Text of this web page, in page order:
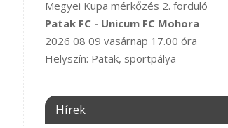
Megyei Kupa mérkőzés 2. forduló
Patak FC - Unicum FC Mohora
2026 08 09 vasárnap 17.00 óra
Helyszín: Patak, sportpálya
Hírek